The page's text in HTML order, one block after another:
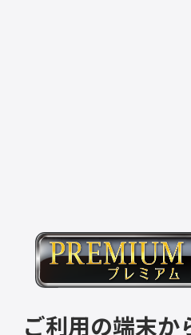
ご利用の端末か